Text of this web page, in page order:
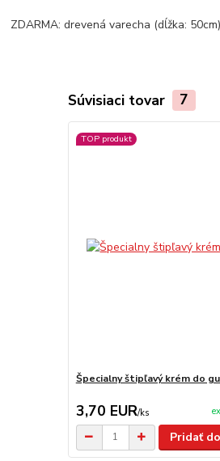
ZDARMA: drevená varecha (dĺžka:
Súvisiaci tovar 7
TOP produkt
Špecialny štipľavý krém do
3,70 EUR/ks
Pridať